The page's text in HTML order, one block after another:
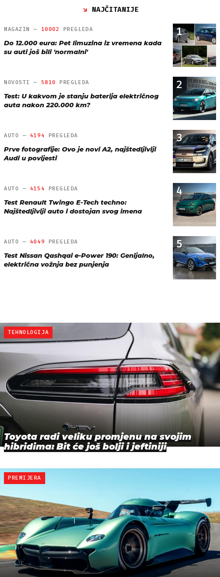
NAJČITANIJE
1
MAGAZIN — 10002 PREGLEDA
Do 12.000 eura: Pet limuzina iz vremena kada
su auti još bili 'normalni'
2
NOVOSTI — 5810 PREGLEDA
Test: U kakvom je stanju baterija električnog
auta nakon 220.000 km?
3
AUTO — 4194 PREGLEDA
Prve fotografije: Ovo je novi A2, najštedljiviji
Audi u povijesti
4
AUTO — 4154 PREGLEDA
Test Renault Twingo E-Tech techno:
Najštedljiviji auto i dostojan svog imena
5
AUTO — 4049 PREGLEDA
Test Nissan Qashqai e-Power 190: Genijalno,
električna vožnja bez punjenja
TEHNOLOGIJA
Toyota radi veliku promjenu na svojim
hibridima: Bit će još bolji i jeftiniji
PREMIJERA